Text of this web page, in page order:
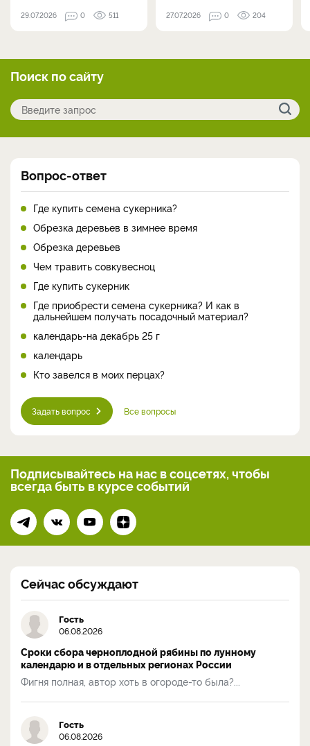
29.07.2026 0 511 27.07.2026 0 204
Поиск по сайту
Вопрос-ответ
Где купить семена сукерника?
Обрезка деревьев в зимнее время
Обрезка деревьев
Чем травить совкувесноц
Где купить сукерник
Где приобрести семена сукерника? И как в
дальнейшем получать посадочный материал?
календарь-на декабрь 25 г
календарь
Кто завелся в моих перцах?
Задать вопрос Все вопросы
Подписывайтесь на нас в соцсетях, чтобы
всегдабыть в курсе событий
Сейчас обсуждают
Гость
06.08.2026
Сроки сбора черноплодной рябины по лунному
календарю и в отдельных регионах России
Фигня полная, автор хоть в огороде-то была?...
Гость
06.08.2026